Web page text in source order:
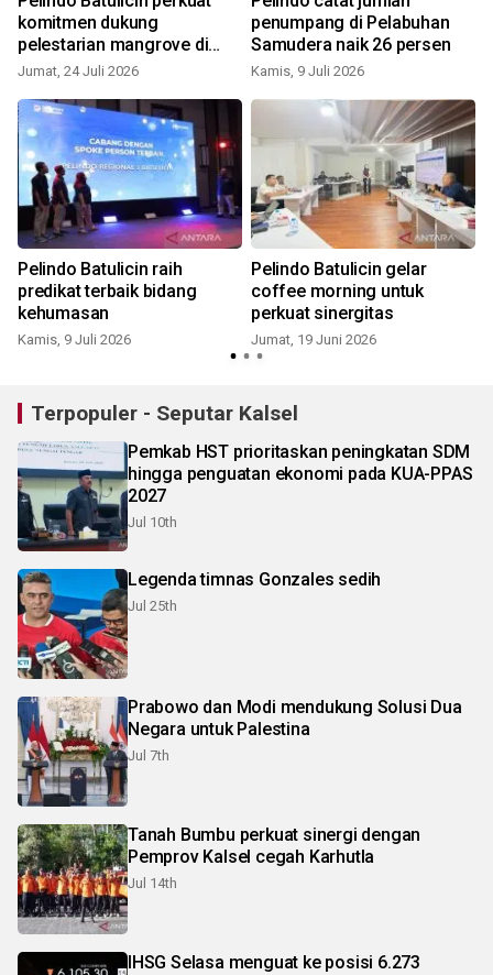
komitmen dukung
pelestarian mangrove di
wilayah pesisir
Jumat, 24 Juli 2026
penumpang di Pelabuhan
Samudera naik 26 persen
Kamis, 9 Juli 2026
Pelindo Batulicin raih
predikat terbaik bidang
kehumasan
Kamis, 9 Juli 2026
Pelindo Batulicin gelar
coffee morning untuk
perkuat sinergitas
Jumat, 19 Juni 2026
Terpopuler - Seputar Kalsel
Pemkab HST prioritaskan peningkatan SDM
hingga penguatan ekonomi pada KUA-PPAS
2027
Jul 10th
Legenda timnas Gonzales sedih
Jul 25th
Prabowo dan Modi mendukung Solusi Dua
Negara untuk Palestina
Jul 7th
Tanah Bumbu perkuat sinergi dengan
Pemprov Kalsel cegah Karhutla
Jul 14th
IHSG Selasa menguat ke posisi 6.273